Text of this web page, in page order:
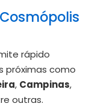
rápido
como
, Campinas,
outras.